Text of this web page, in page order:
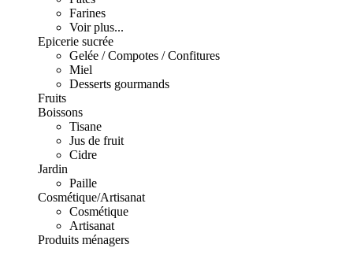
Farines
Voir plus...
Epicerie sucrée
Gelée / Compotes / Confitures
Miel
Desserts gourmands
Fruits
Boissons
Tisane
Jus de fruit
Cidre
Jardin
Paille
Cosmétique/Artisanat
Cosmétique
Artisanat
Produits ménagers